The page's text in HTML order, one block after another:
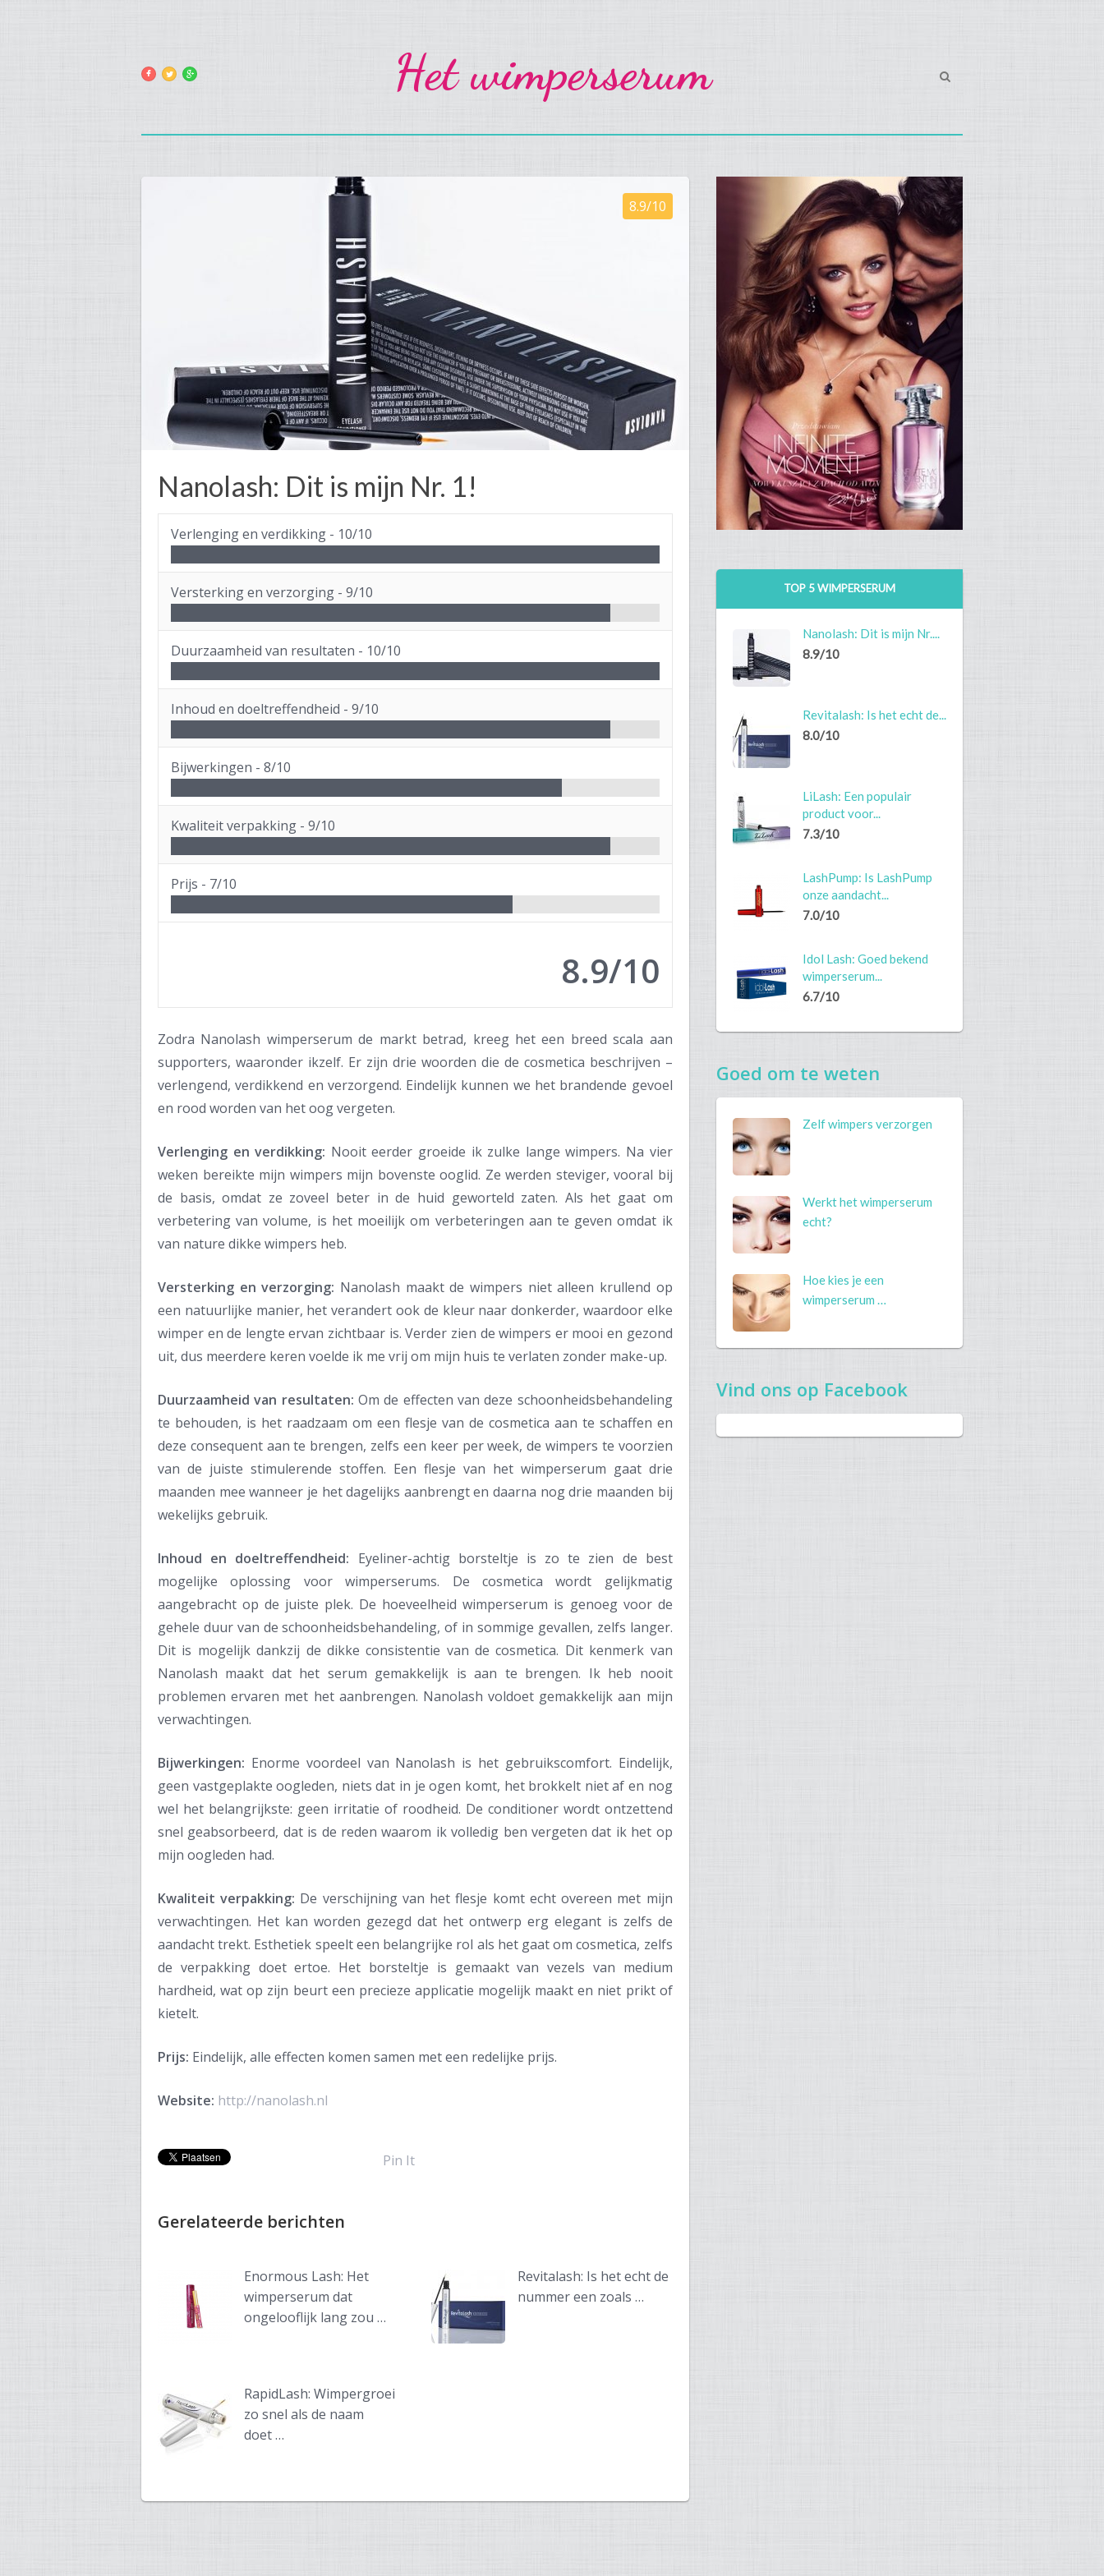
Het wimperserum
8.9/10
Nanolash: Dit is mijn Nr. 1!
Verlenging en verdikking - 10/10
Versterking en verzorging - 9/10
Duurzaamheid van resultaten - 10/10
Inhoud en doeltreffendheid - 9/10
Bijwerkingen - 8/10
Kwaliteit verpakking - 9/10
Prijs - 7/10
8.9/10
Zodra Nanolash wimperserum de markt betrad, kreeg het een breed scala aan
supporters, waaronder ikzelf. Er zijn drie woorden die de cosmetica beschrijven –
verlengend, verdikkend en verzorgend. Eindelijk kunnen we het brandende gevoel
en rood worden van het oog vergeten.
Verlenging en verdikking: Nooit eerder groeide ik zulke lange wimpers. Na vier
weken bereikte mijn wimpers mijn bovenste ooglid. Ze werden steviger, vooral bij
de basis, omdat ze zoveel beter in de huid geworteld zaten. Als het gaat om
verbetering van volume, is het moeilijk om verbeteringen aan te geven omdat ik
van nature dikke wimpers heb.
Versterking en verzorging: Nanolash maakt de wimpers niet alleen krullend op
een natuurlijke manier, het verandert ook de kleur naar donkerder, waardoor elke
wimper en de lengte ervan zichtbaar is. Verder zien de wimpers er mooi en gezond
uit, dus meerdere keren voelde ik me vrij om mijn huis te verlaten zonder make-up.
Duurzaamheid van resultaten: Om de effecten van deze schoonheidsbehandeling
te behouden, is het raadzaam om een flesje van de cosmetica aan te schaffen en
deze consequent aan te brengen, zelfs een keer per week, de wimpers te voorzien
van de juiste stimulerende stoffen. Een flesje van het wimperserum gaat drie
maanden mee wanneer je het dagelijks aanbrengt en daarna nog drie maanden bij
wekelijks gebruik.
Inhoud en doeltreffendheid: Eyeliner-achtig borsteltje is zo te zien de best
mogelijke oplossing voor wimperserums. De cosmetica wordt gelijkmatig
aangebracht op de juiste plek. De hoeveelheid wimperserum is genoeg voor de
gehele duur van de schoonheidsbehandeling, of in sommige gevallen, zelfs langer.
Dit is mogelijk dankzij de dikke consistentie van de cosmetica. Dit kenmerk van
Nanolash maakt dat het serum gemakkelijk is aan te brengen. Ik heb nooit
problemen ervaren met het aanbrengen. Nanolash voldoet gemakkelijk aan mijn
verwachtingen.
Bijwerkingen: Enorme voordeel van Nanolash is het gebruikscomfort. Eindelijk,
geen vastgeplakte oogleden, niets dat in je ogen komt, het brokkelt niet af en nog
wel het belangrijkste: geen irritatie of roodheid. De conditioner wordt ontzettend
snel geabsorbeerd, dat is de reden waarom ik volledig ben vergeten dat ik het op
mijn oogleden had.
Kwaliteit verpakking: De verschijning van het flesje komt echt overeen met mijn
verwachtingen. Het kan worden gezegd dat het ontwerp erg elegant is zelfs de
aandacht trekt. Esthetiek speelt een belangrijke rol als het gaat om cosmetica, zelfs
de verpakking doet ertoe. Het borsteltje is gemaakt van vezels van medium
hardheid, wat op zijn beurt een precieze applicatie mogelijk maakt en niet prikt of
kietelt.
Prijs: Eindelijk, alle effecten komen samen met een redelijke prijs.
Website: http://nanolash.nl
Pin It
Gerelateerde berichten
Enormous Lash: Het
wimperserum dat
ongelooflijk lang zou …
Revitalash: Is het echt de
nummer een zoals …
RapidLash: Wimpergroei
zo snel als de naam
doet …
TOP 5 WIMPERSERUM
Nanolash: Dit is mijn Nr....
8.9/10
Revitalash: Is het echt de...
8.0/10
LiLash: Een populair
product voor...
7.3/10
LashPump: Is LashPump
onze aandacht...
7.0/10
Idol Lash: Goed bekend
wimperserum...
6.7/10
Goed om te weten
Zelf wimpers verzorgen
Werkt het wimperserum
echt?
Hoe kies je een
wimperserum …
Vind ons op Facebook